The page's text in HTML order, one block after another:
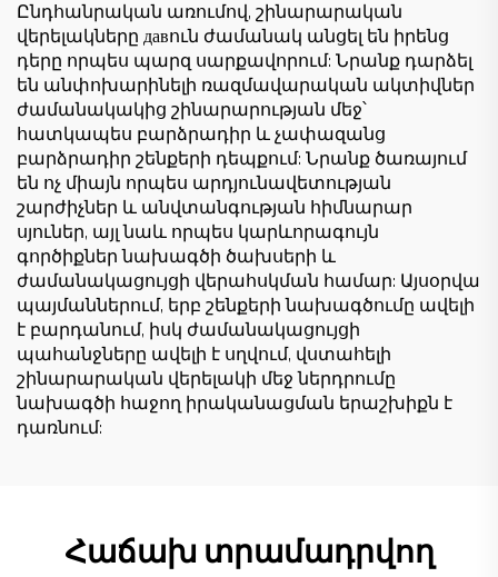
Ընդհանրական առումով, շինարարական
վերելակները давուն ժամանակ անցել են իրենց
դերը որպես պարզ սարքավորում: Նրանք դարձել
են անփոխարինելի ռազմավարական ակտիվներ
ժամանակակից շինարարության մեջ՝
հատկապես բարձրադիր և չափազանց
բարձրադիր շենքերի դեպքում: Նրանք ծառայում
են ոչ միայն որպես արդյունավետության
շարժիչներ և անվտանգության հիմնարար
սյուներ, այլ նաև որպես կարևորագույն
գործիքներ նախագծի ծախսերի և
ժամանակացույցի վերահսկման համար: Այսօրվա
պայմաններում, երբ շենքերի նախագծումը ավելի
է բարդանում, իսկ ժամանակացույցի
պահանջները ավելի է սղվում, վստահելի
շինարարական վերելակի մեջ ներդրումը
նախագծի հաջող իրականացման երաշխիքն է
դառնում:
Հաճախ տրամադրվող